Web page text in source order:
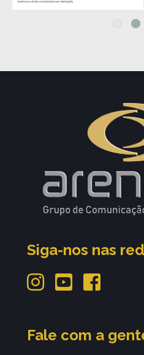
Siga-nos nas
Fale com a